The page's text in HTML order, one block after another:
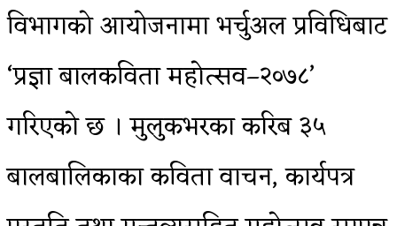
विभागको आयोजनामा भर्चुअल प्रविधिबाट
‘प्रज्ञा बालकविता महोत्सव–२०७८’
गरिएको छ । मुलुकभरका करिब ३५
बालबालिकाका कविता वाचन, कार्यपत्र